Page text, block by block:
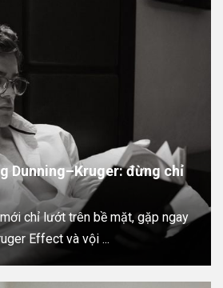
Dunning–Kruger: đừng chỉ
chỉ lướt trên bề mặt, gặp ngay
Effect và vội ...